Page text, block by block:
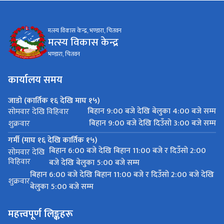
मत्स्य विकास केन्द्र, भण्डारा, चितवन
मत्स्य विकास केन्द्र
भण्डारा, चितवन
कार्यालय समय
जाडो (कार्तिक १६ देखि माघ १५)
सोमवार देखि विहिवार
बिहान 9:00 बजे देखि बेलुका 4:00 बजे सम्म
शुक्रवार
बिहान 9:00 बजे देखि दिउँसो 3:00 बजे सम्म
गर्मी (माघ १६ देखि कार्तिक १५)
सोमवार देखि
विहिवार
बिहान 6:00 बजे देखि बिहान 11:00 बजे र दिउँसो 2:00
बजे देखि बेलुका 5:00 बजे सम्म
शुक्रवारबिहान 6:00 बजे देखि बिहान 11:00 बजे र दिउँसो 2:00 बजे देखि
बेलुका 5:00 बजे सम्म
महत्त्वपूर्ण लिङ्कहरू